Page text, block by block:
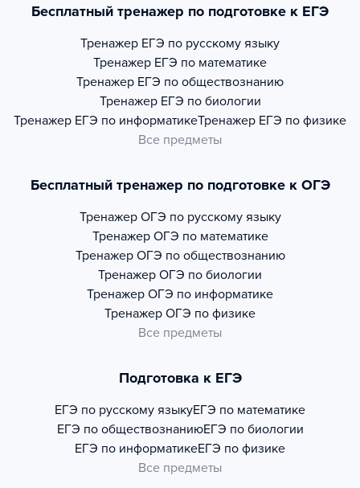
Бесплатный тренажер по подготовке к ЕГЭ
Тренажер ЕГЭ по русскому языку
Тренажер ЕГЭ по математике
Тренажер ЕГЭ по обществознанию
Тренажер ЕГЭ по биологии
Тренажер ЕГЭ по информатикеТренажер ЕГЭ по физике
Все предметы
Бесплатный тренажер по подготовке к ОГЭ
Тренажер ОГЭ по русскому языку
Тренажер ОГЭ по математике
Тренажер ОГЭ по обществознанию
Тренажер ОГЭ по биологии
Тренажер ОГЭ по информатике
Тренажер ОГЭ по физике
Все предметы
Подготовка к ЕГЭ
ЕГЭ по русскому языкуЕГЭ по математике
ЕГЭ по обществознаниюЕГЭ по биологии
ЕГЭ по информатикеЕГЭ по физике
Все предметы